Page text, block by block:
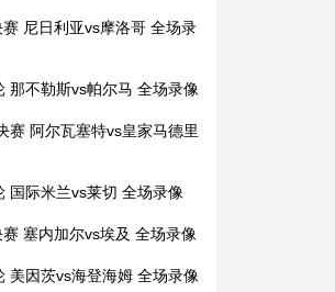
尼日利亚vs摩洛哥 全场录
那不勒斯vs帕尔马 全场录像
赛 阿尔瓦塞特vs皇家马德里
国际米兰vs莱切 全场录像
塞内加尔vs埃及 全场录像
美因茨vs海登海姆 全场录像